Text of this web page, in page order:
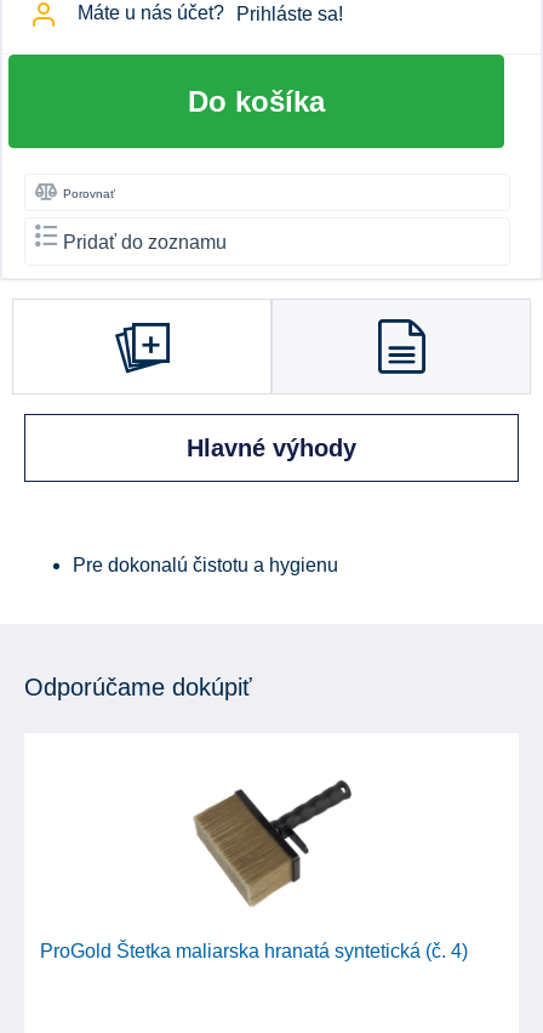
Máte u nás účet? Prihláste sa!
Do košíka
Porovnať
Pridať do zoznamu
Hlavné výhody
Pre dokonalú čistotu a hygienu
Odporúčame dokúpiť
ProGold Štetka maliarska hranatá syntetická (č. 4)